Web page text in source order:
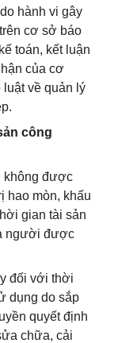
hành vi gây
cơ sở báo
toán, kết luận
của cơ
luật về quản lý
công
không được
hao mòn, khấu
gian tài sản
người được
đối với thời
dụng do sắp
quyết định
chữa, cải